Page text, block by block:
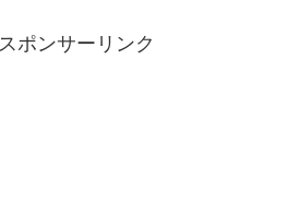
スポンサーリンク